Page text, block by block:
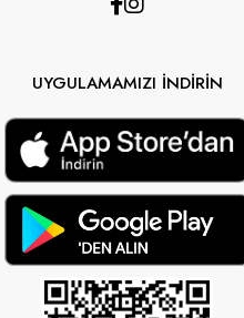
UYGULAMAMIZI İNDİRİN